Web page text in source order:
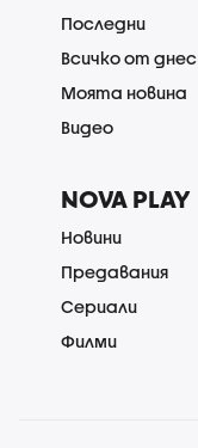
Последни
Всичко от днес
Моята новина
Видео
NOVA PLAY
Новини
Предавания
Сериали
Филми